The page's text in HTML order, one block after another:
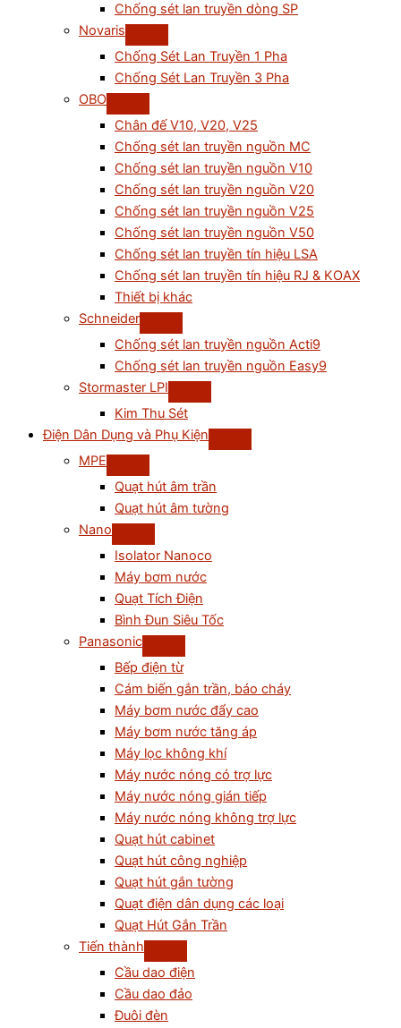
Chống sét lan truyền dòng SP
Novaris
Chống Sét Lan Truyền 1 Pha
Chống Sét Lan Truyền 3 Pha
OBO
Chân đế V10, V20, V25
Chống sét lan truyền nguồn MC
Chống sét lan truyền nguồn V10
Chống sét lan truyền nguồn V20
Chống sét lan truyền nguồn V25
Chống sét lan truyền nguồn V50
Chống sét lan truyền tín hiệu LSA
Chống sét lan truyền tín hiệu RJ & KOAX
Thiết bị khác
Schneider
Chống sét lan truyền nguồn Acti9
Chống sét lan truyền nguồn Easy9
Stormaster LPI
Kim Thu Sét
Điện Dân Dụng và Phụ Kiện
MPE
Quạt hút âm trần
Quạt hút âm tường
Nano
Isolator Nanoco
Máy bơm nước
Quạt Tích Điện
Bình Đun Siêu Tốc
Panasonic
Bếp điện từ
Cám biến gắn trần, báo cháy
Máy bơm nước đẩy cao
Máy bơm nước tăng áp
Máy lọc không khí
Máy nước nóng có trợ lực
Máy nước nóng gián tiếp
Máy nước nóng không trợ lực
Quạt hút cabinet
Quạt hút công nghiệp
Quạt hút gắn tường
Quạt điện dân dụng các loại
Quạt Hút Gắn Trần
Tiến thành
Cầu dao điện
Cầu dao đảo
Đuôi đèn